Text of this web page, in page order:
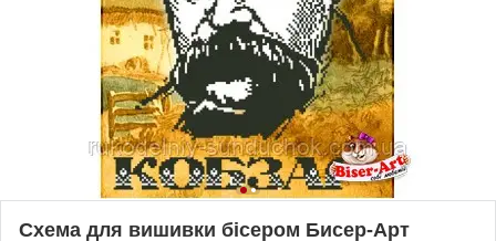
Схема для вишивки бісером Бисер-Арт